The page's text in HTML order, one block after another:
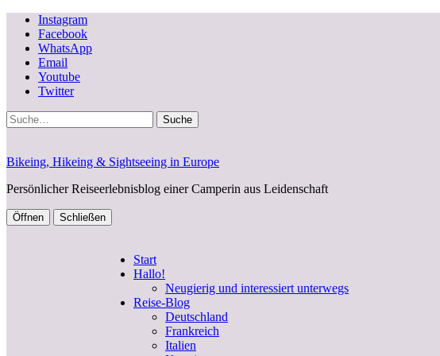
Instagram
Facebook
WhatsApp
Email
Youtube
Twitter
Suche
Bikeing, Hikeing & Sightseeing in Europe
Persönlicher Reiseerlebnisblog einer Camperin aus Leidenschaft
Öffnen Schließen
Start
Hallo!
Neugierig und interessiert unterwegs
Reise-Blog
Deutschland
Frankreich
Italien